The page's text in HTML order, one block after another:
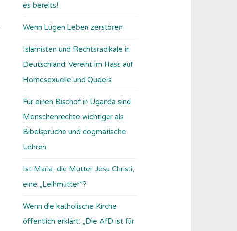
es bereits!
Wenn Lügen Leben zerstören
Islamisten und Rechtsradikale in
Deutschland: Vereint im Hass auf
Homosexuelle und Queers
Für einen Bischof in Uganda sind
Menschenrechte wichtiger als
Bibelsprüche und dogmatische
Lehren
Ist Maria, die Mutter Jesu Christi,
eine „Leihmutter“?
Wenn die katholische Kirche
öffentlich erklärt: „Die AfD ist für